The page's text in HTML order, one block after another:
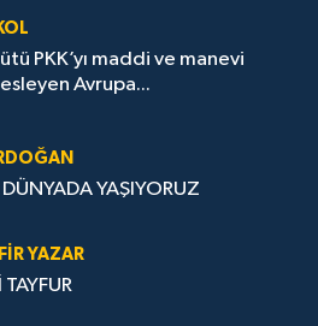
PKK’yı maddi ve manevi
Avrupa...
DÜNYADA YAŞIYORUZ
YAZAR
TAYFUR